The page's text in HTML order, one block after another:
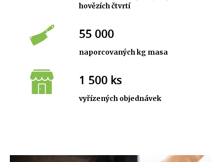
hovězích čtvrtí
55 000
naporcovaných kg masa
1 500 ks
vyřízených objednávek